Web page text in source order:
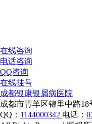
在线咨询
电话咨询
QQ咨询
在线挂号
成都银康银屑病医院
成都市青羊区锦里中路18
QQ： 1144000342 电话：